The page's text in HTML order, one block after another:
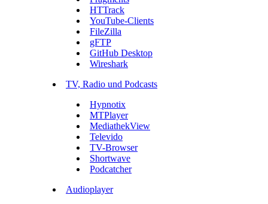
HTTrack
YouTube-Clients
FileZilla
gFTP
GitHub Desktop
Wireshark
TV, Radio und Podcasts
Hypnotix
MTPlayer
MediathekView
Televido
TV-Browser
Shortwave
Podcatcher
Audioplayer